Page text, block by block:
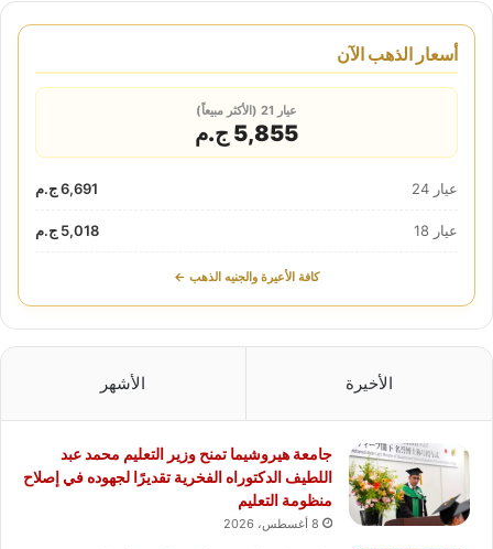
أسعار الذهب الآن
عيار 21 (الأكثر مبيعاً)
5,855 ج.م
عيار 24 6,691 ج.م
عيار 18 5,018 ج.م
كافة الأعيرة والجنيه الذهب ←
الأخيرة الأشهر
جامعة هيروشيما تمنح وزير التعليم محمد عبد
اللطيف الدكتوراه الفخرية تقديرًا لجهوده في إصلاح
منظومة التعليم
8 أغسطس، 2026